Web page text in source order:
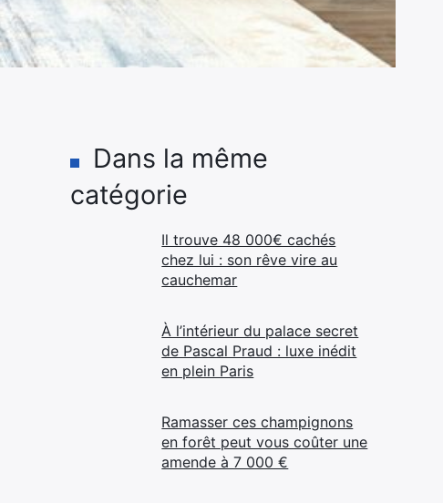
Dans la même
catégorie
Il trouve 48 000€ cachés
chez lui : son rêve vire au
cauchemar
À l’intérieur du palace secret
de Pascal Praud : luxe inédit
en plein Paris
Ramasser ces champignons
en forêt peut vous coûter une
amende à 7 000 €